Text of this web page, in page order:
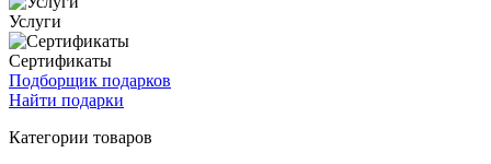
Услуги
Сертификаты
Подборщик подарков
Найти подарки
Категории товаров